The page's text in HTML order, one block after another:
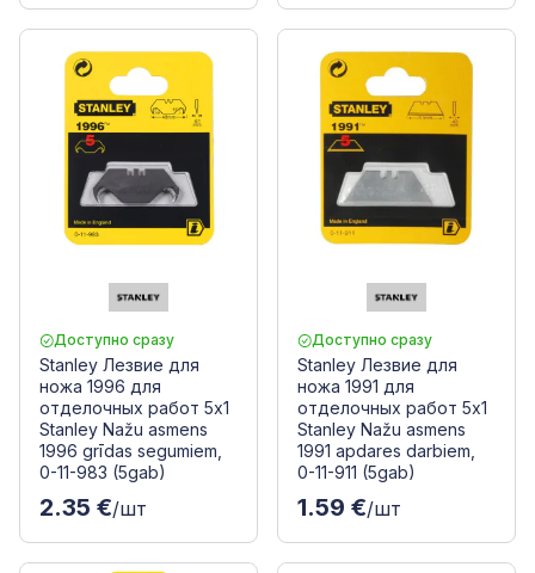
Доступно сразу
Stanley Лезвие для
ножа 1996 для
отделочных работ 5x1
Stanley Nažu asmens
1996 grīdas segumiem,
0-11-983 (5gab)
2.35 €/шт
Доступно сразу
Stanley Лезвие для
ножа 1991 для
отделочных работ 5x1
Stanley Nažu asmens
1991 apdares darbiem,
0-11-911 (5gab)
1.59 €/шт